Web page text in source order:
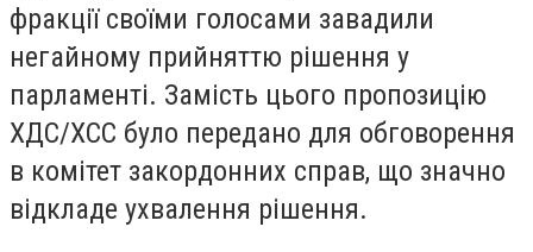
фракції своїми голосами завадили
негайному прийняттю рішення у
парламенті. Замість цього пропозицію
ХДС/ХСС було передано для обговорення
в комітет закордонних справ, що значно
відкладе ухвалення рішення.